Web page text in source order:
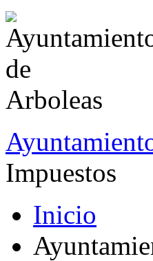
Impuestos
Inicio